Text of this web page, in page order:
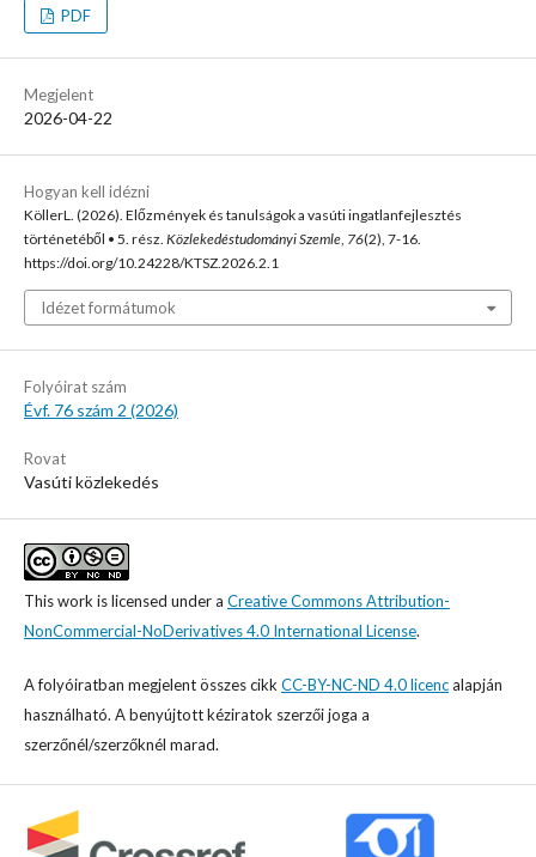
PDF
Megjelent
2026-04-22
Hogyan kell idézni
KöllerL. (2026). Előzmények és tanulságok a vasúti ingatlanfejlesztés
történetéből • 5. rész. Közlekedéstudományi Szemle 76(2), 7-16.
https://doi.org/10.24228/KTSZ.2026.2.1
Idézet formátumok
Folyóirat szám
Évf. 76 szám 2 (2026)
Rovat
Vasúti közlekedés
This work is licensed under a Creative Commons Attribution-
NonCommercial-NoDerivatives 4.0 International License.
A folyóiratban megjelent összes cikk CC-BY-NC-ND 4.0 licencalapján
használható. A benyújtott kéziratok szerzői joga a
szerzőnél/szerzőknél marad.